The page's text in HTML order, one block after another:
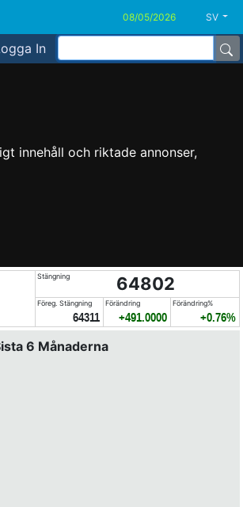
innehåll och riktade annonser,
SV
In
Stängning 64802
Föreg. Stängning
64311
Förändring
+491.0000
Förändring%
+0.76%
6 Månaderna